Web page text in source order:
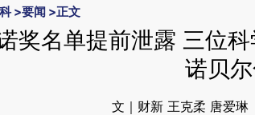
>要闻 >正文
奖名单提前泄露 三位
诺贝
文｜财新 王克柔 唐爱琳